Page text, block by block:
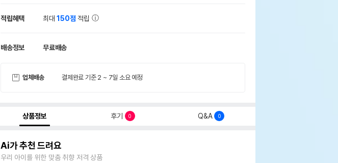
적립혜택 최대150점 적립
배송정보 무료배송
업체배송 결제완료 기준 2 ~ 7일 소요 예정
상품정보 후기 0 Q&A 0
Ai가 추천 드려요
우리 아이를 위한 맞춤 취향 저격 상품